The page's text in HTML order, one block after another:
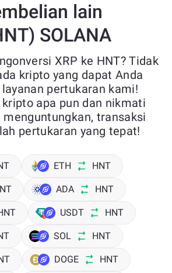
lain
SOLANA
XRP ke HNT? Tidak
kripto yang dapat Anda
pertukaran kami!
apa pun dan nikmati
transaksi
pertukaran yang tepat!
ETH HNT
ADA HNT
USDT HNT
SOL HNT
DOGE HNT